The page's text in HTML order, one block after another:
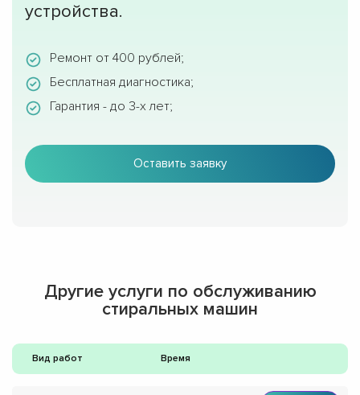
устройства.
Ремонт от 400 рублей;
Бесплатная диагностика;
Гарантия - до 3-х лет;
Оставить заявку
Другие услуги по обслуживанию
стиральных машин
Вид работ Время